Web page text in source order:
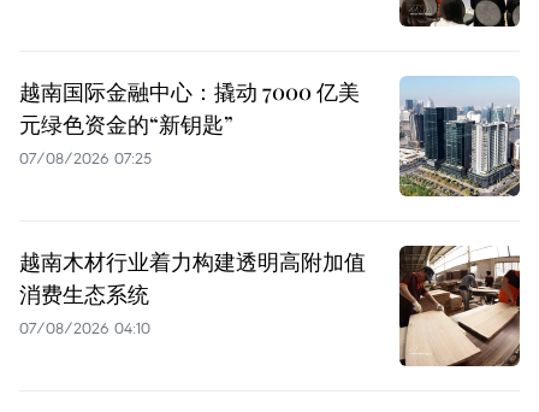
越南国际金融中心：撬动 7000 亿美
元绿色资金的“新钥匙”
07/08/2026 07:25
越南木材行业着力构建透明高附加值
消费生态系统
07/08/2026 04:10